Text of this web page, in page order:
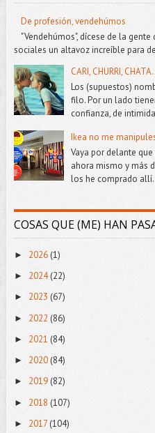
De profesión, vendehúmos
"Vendehúmos", dícese de la
sociales un altavoz increíble para
CARI, CHURRI,
Los (supuestos)
filo. Por un lado
confianza, de
Ikea no me
Vaya por delante
ahora mismo y más
los he comprado allí.
COSAS QUE (ME) HAN
► 2026 (1)
► 2024(22)
► 2023 (67)
► 2022 (86)
► 2021 (84)
► 2020(84)
► 2019 (82)
► 2018 (107)
► 2017(104)